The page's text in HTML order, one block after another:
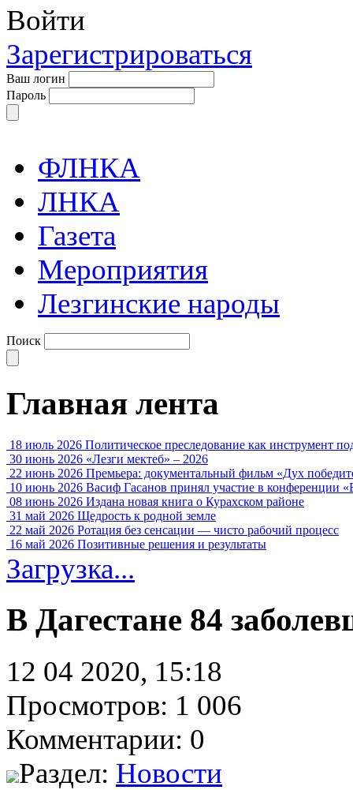
Войти
Зарегистрироваться
Ваш логин
Пароль
ФЛНКА
ЛНКА
Газета
Мероприятия
Лезгинские народы
Поиск
Главная лента
18 июль 2026 Политическое преследование как инструмент
30 июнь 2026 «Лезги мектеб» – 2026
22 июнь 2026 Премьера: документальный фильм «Дух
10 июнь 2026 Васиф Гасанов принял участие в конференции
08 июнь 2026 Издана новая книга о Курахском районе
31 май 2026 Щедрость к родной земле
22 май 2026 Ротация без сенсации — чисто рабочий процесс
16 май 2026 Позитивные решения и результаты
Загрузка...
В Дагестане 84
12 04 2020, 15:18
Просмотров: 1 006
Комментарии: 0
Раздел: Новости